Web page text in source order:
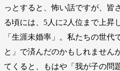
っとすると、怖い話ですが、皆
る頃には、5人に2人位まで上昇
「生涯未婚率」。私たちの世
と」で済んだのかもしれません
てくると、もはや「我が子の問